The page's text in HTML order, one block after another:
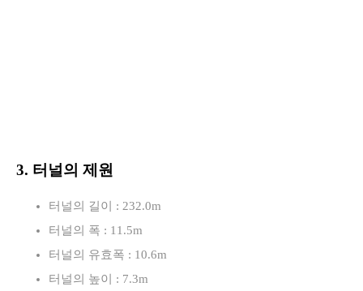
3. 터널의 제원
터널의 길이 : 232.0m
터널의 폭 : 11.5m
터널의 유효폭 : 10.6m
터널의 높이 : 7.3m